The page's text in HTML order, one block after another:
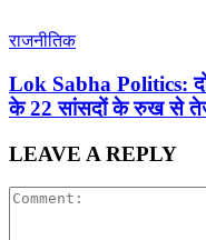
राजनीतिक
Lok Sabha Politics:
के 22 सांसदों के रुख से तेज
LEAVE A REPLY